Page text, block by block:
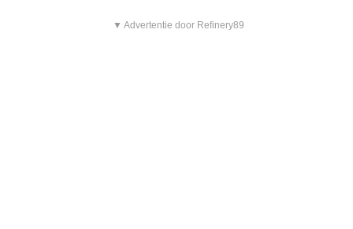
▼ Advertentie door Refinery89